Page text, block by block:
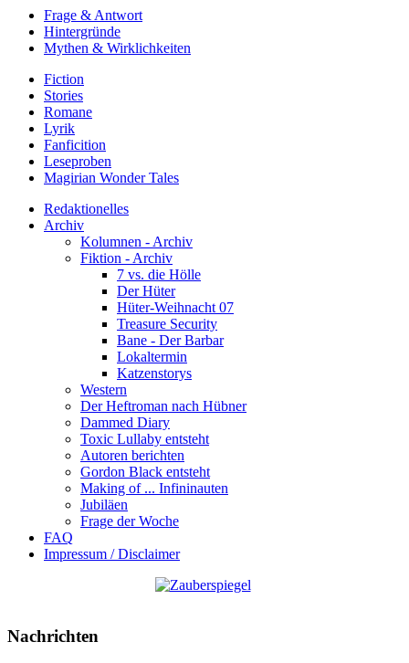
Frage & Antwort
Hintergründe
Mythen & Wirklichkeiten
Fiction
Stories
Romane
Lyrik
Fanficition
Leseproben
Magirian Wonder Tales
Redaktionelles
Archiv
Kolumnen - Archiv
Fiktion - Archiv
7 vs. die Hölle
Der Hüter
Hüter-Weihnacht 07
Treasure Security
Bane - Der Barbar
Lokaltermin
Katzenstorys
Western
Der Heftroman nach Hübner
Dammed Diary
Toxic Lullaby entsteht
Autoren berichten
Gordon Black entsteht
Making of ... Infininauten
Jubiläen
Frage der Woche
FAQ
Impressum / Disclaimer
Nachrichten